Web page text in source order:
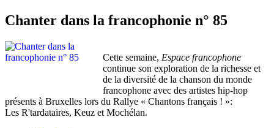
Chanter dans la francophonie n° 85
Cette semaine, Espace francophone
continue son exploration de la richesse et
de la diversité de la chanson du monde
francophone avec des artistes hip-hop
présents à Bruxelles lors du Rallye « Chantons français ! »:
Les R'tardataires, Keuz et Mochélan.